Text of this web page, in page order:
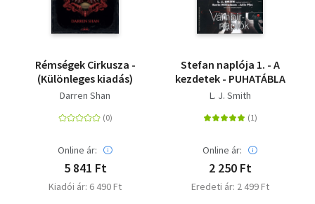
Rémségek Cirkusza -
(Különleges kiadás)
Darren Shan
Online ár:
5 841 Ft
Kiadói ár: 6 490 Ft
Stefan naplója 1. - A
kezdetek - PUHATÁBLA
L. J. Smith
Online ár:
2 250 Ft
Eredeti ár: 2 499 Ft